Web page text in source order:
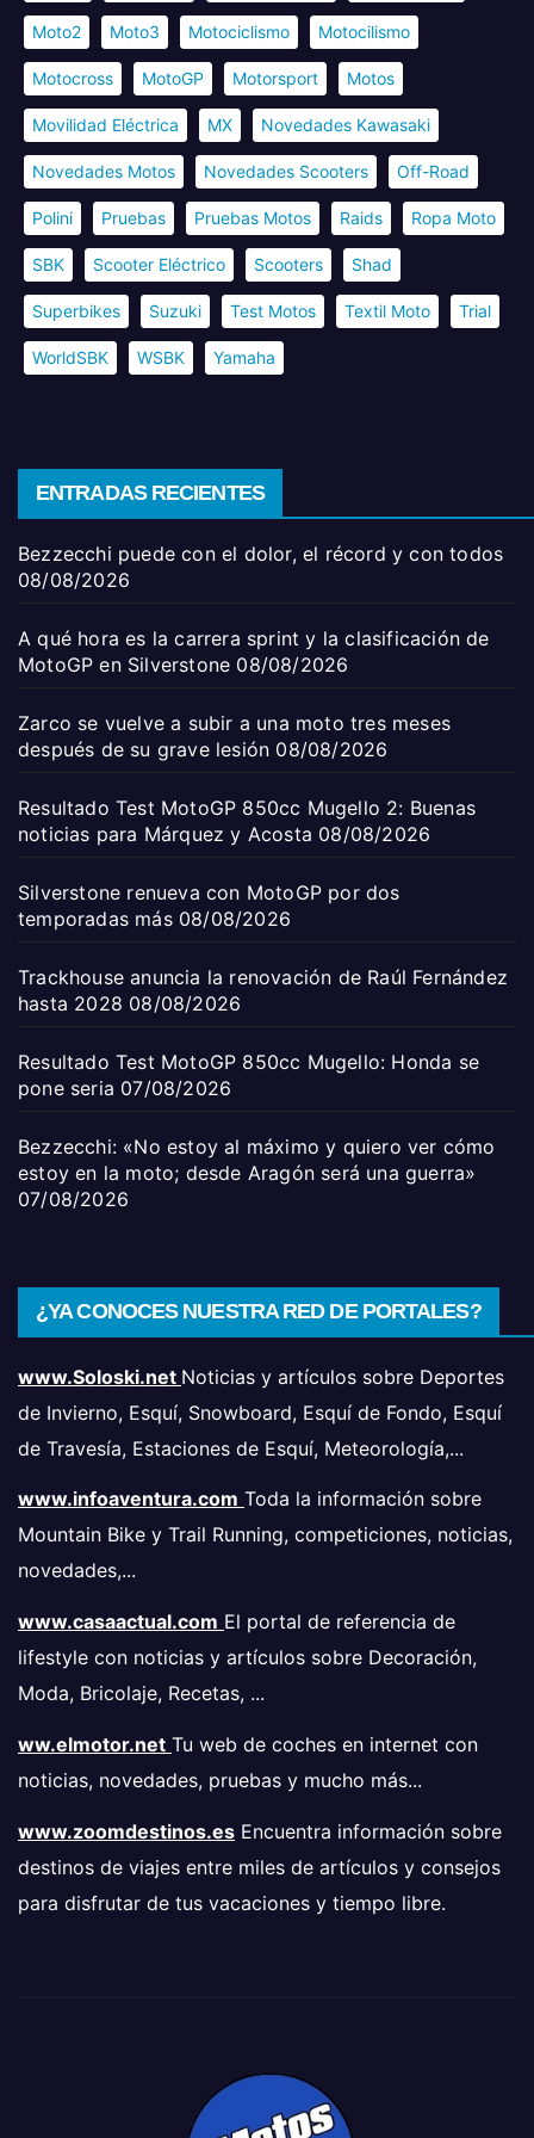
Moto2 Moto3 Motociclismo Motocilismo
Motocross MotoGP Motorsport Motos
Movilidad Eléctrica MX Novedades Kawasaki
Novedades Motos Novedades Scooters Off-Road
Polini Pruebas Pruebas Motos Raids Ropa Moto
SBK Scooter Eléctrico Scooters Shad
Superbikes Suzuki Test Motos Textil Moto Trial
WorldSBK WSBK Yamaha
ENTRADAS RECIENTES
Bezzecchi puede con el dolor, el récord y con todos
08/08/2026
A qué hora es la carrera sprint y la clasificación de
MotoGP en Silverstone 08/08/2026
Zarco se vuelve a subir a una moto tres meses
después de su grave lesión 08/08/2026
Resultado Test MotoGP 850cc Mugello 2: Buenas
noticias para Márquez y Acosta 08/08/2026
Silverstone renueva con MotoGP por dos
temporadas más 08/08/2026
Trackhouse anuncia la renovación de Raúl Fernández
hasta 2028 08/08/2026
Resultado Test MotoGP 850cc Mugello: Honda se
pone seria 07/08/2026
Bezzecchi: «No estoy al máximo y quiero ver cómo
estoy en la moto; desde Aragón será una guerra»
07/08/2026
¿YA CONOCES NUESTRA RED DE PORTALES?
www.Soloski.net Noticias y artículos sobre Deportes
de Invierno, Esquí, Snowboard, Esquí de Fondo, Esquí
de Travesía, Estaciones de Esquí, Meteorología,...
www.infoaventura.com Toda la información sobre
Mountain Bike y Trail Running, competiciones, noticias,
novedades,...
www.casaactual.com El portal de referencia de
lifestyle con noticias y artículos sobre Decoración,
Moda, Bricolaje, Recetas, ...
ww.elmotor.net Tu web de coches en internet con
noticias, novedades, pruebas y mucho más...
www.zoomdestinos.es Encuentra información sobre
destinos de viajes entre miles de artículos y consejos
para disfrutar de tus vacaciones y tiempo libre.